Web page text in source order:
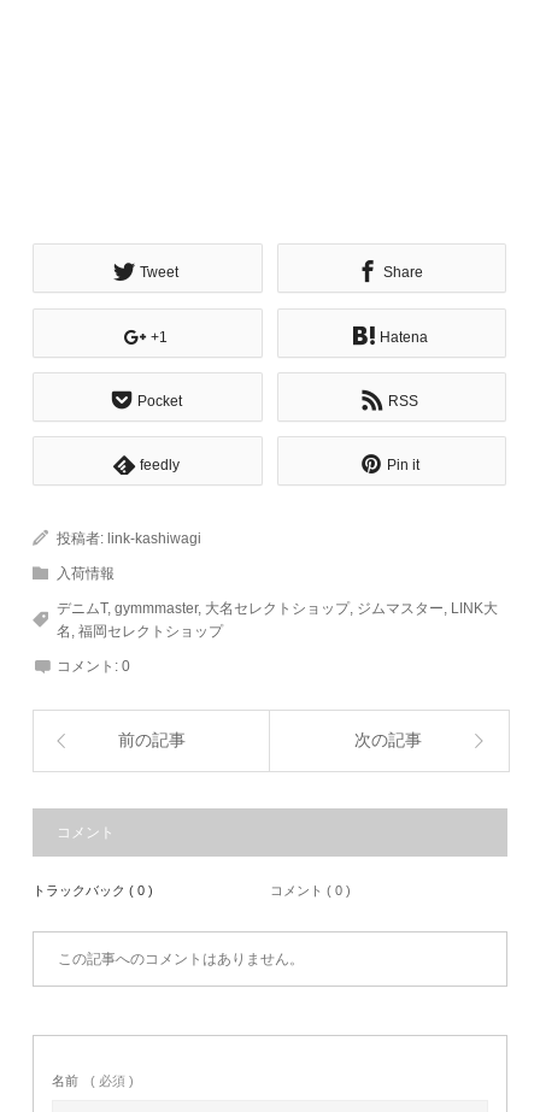
Tweet Share
+1 Hatena
Pocket RSS
feedly Pin it
投稿者:link-kashiwagi
入荷情報
デニムT,gymmmaster, 大名セレクトショップ, ジムマスター, LINK大
名 ,福岡セレクトショップ
コメント:0
前の記事 次の記事
コメント
トラックバック ( 0 ) コメント ( 0 )
この記事へのコメントはありません。
名前 ( 必須 )